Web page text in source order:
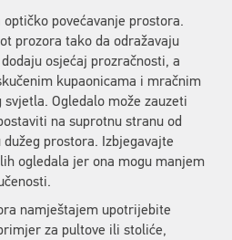
povećavanje prostora.
prozora tako da odražavaju
osjećaj prozračnosti, a
kupaonicama i mračnim
svjetla. Ogledalo može zauzeti
na suprotnu stranu od
prostora. Izbjegavajte
ogledala jer ona mogu manjem
namještajem upotrijebite
za pultove ili stoliće,